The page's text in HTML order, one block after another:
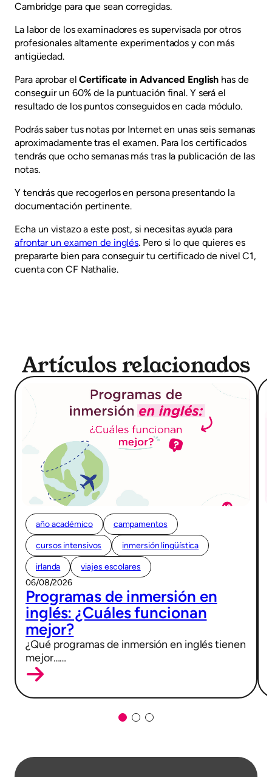
Cambridge para que sean corregidas.
La labor de los examinadores es supervisada por otros
profesionales altamente experimentados y con más
antigüedad.
Para aprobar el Certificate in Advanced English has de
conseguir un 60% de la puntuación final. Y será el
resultado de los puntos conseguidos en cada módulo.
Podrás saber tus notas por Internet en unas seis semanas
aproximadamente tras el examen. Para los certificados
tendrás que ocho semanas más tras la publicación de las
notas.
Y tendrás que recogerlos en persona presentando la
documentación pertinente.
Echa un vistazo a este post, si necesitas ayuda para
afrontar un examen de inglés. Pero si lo que quieres es
prepararte bien para conseguir tu certificado de nivel C1,
cuenta con CF Nathalie.
Artículos relacionados
año académico campamentos
cursos intensivos inmersión lingüística
irlanda
viajes escolares
06/08/2026
Programas de inmersión en
inglés: ¿Cuáles funcionan
mejor?
¿Qué programas de inmersión en inglés tienen
mejor……